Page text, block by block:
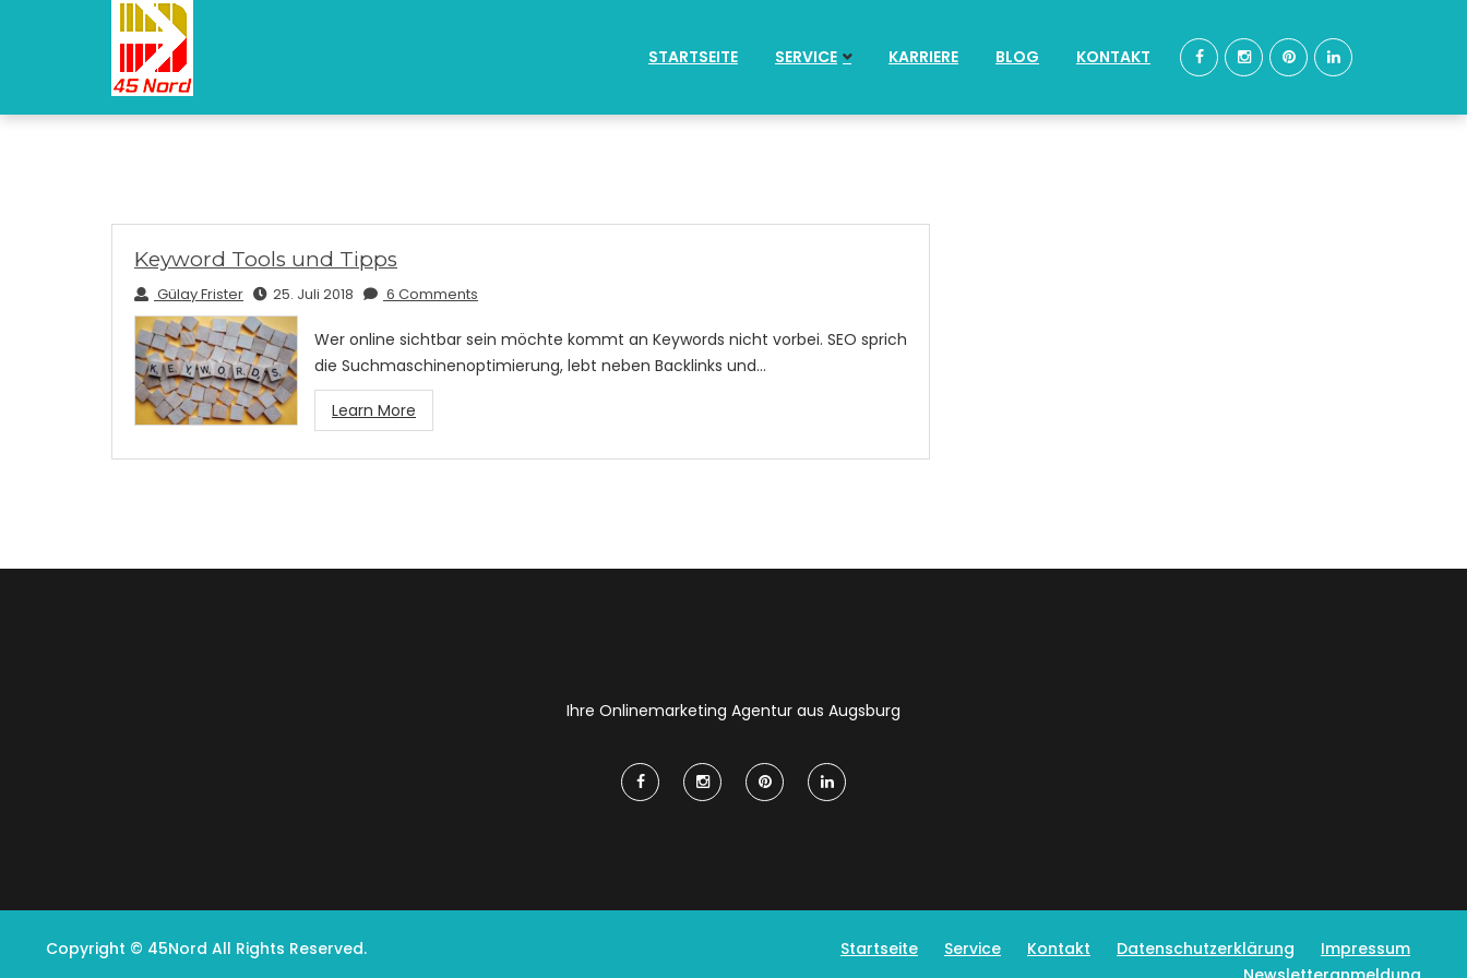
STARTSEITE SERVICE KARRIERE BLOG KONTAKT
Keyword Tools und Tipps
Gülay Frister 25. Juli 2018 6 Comments
Wer online sichtbar sein möchte kommt an Keywords nicht vorbei. SEO sprich
die Suchmaschinenoptimierung, lebt neben Backlinks und…
Learn More
Ihre Onlinemarketing Agentur aus Augsburg
Copyright © 45Nord All Rights Reserved. Startseite Service Kontakt Datenschutzerklärung
Impressum